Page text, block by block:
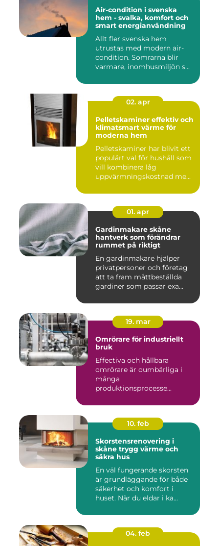
Air-condition i svenska
hem - svalka, komfort och
smart energianvändning
Allt fler svenska hem
utrustas med modern air-
condition. Somrarna blir
varmare, inomhusmiljön s...
02. apr
Pelletskaminer effektiv och
klimatsmart värme för
moderna hem
Pelletskaminer har blivit ett
populärt val för hushåll som
vill kombinera låg
uppvärmningskostnad me...
01. apr
Gardinmakare skåne
hantverk som förändrar
rummet på riktigt
En gardinmakare hjälper
privatpersoner och företag
att ta fram måttbeställda
gardiner som passar exa...
19. mar
Omrörare för industriellt
bruk
Effectiva och hållbara
omrörare är oumbärliga i
många
produktionsprocesse...
10. feb
Skorstensrenovering i
skåne trygg värme och
säkra hus
En väl fungerande skorsten
är grundläggande för både
säkerhet och komfort i
huset. När du eldar i ka...
04. feb